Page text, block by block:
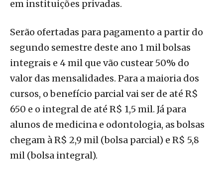
em instituições privadas.
Serão ofertadas para pagamento a partir do
segundo semestre deste ano 1 mil bolsas
integrais e 4 mil que vão custear 50% do
valor das mensalidades. Para a maioria dos
cursos, o benefício parcial vai ser de até R$
650 e o integral de até R$ 1,5 mil. Já para
alunos de medicina e odontologia, as bolsas
chegam à R$ 2,9 mil (bolsa parcial) e R$ 5,8
mil (bolsa integral).